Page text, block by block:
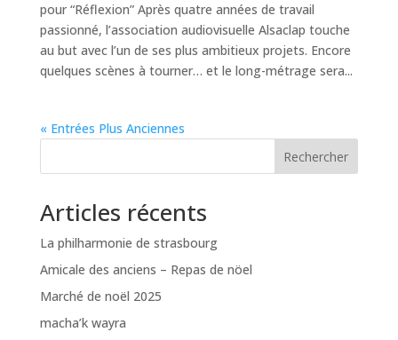
pour “Réflexion” Après quatre années de travail
passionné, l’association audiovisuelle Alsaclap touche
au but avec l’un de ses plus ambitieux projets. Encore
quelques scènes à tourner… et le long-métrage sera...
« Entrées Plus Anciennes
Rechercher
Articles récents
La philharmonie de strasbourg
Amicale des anciens – Repas de nöel
Marché de noël 2025
macha’k wayra